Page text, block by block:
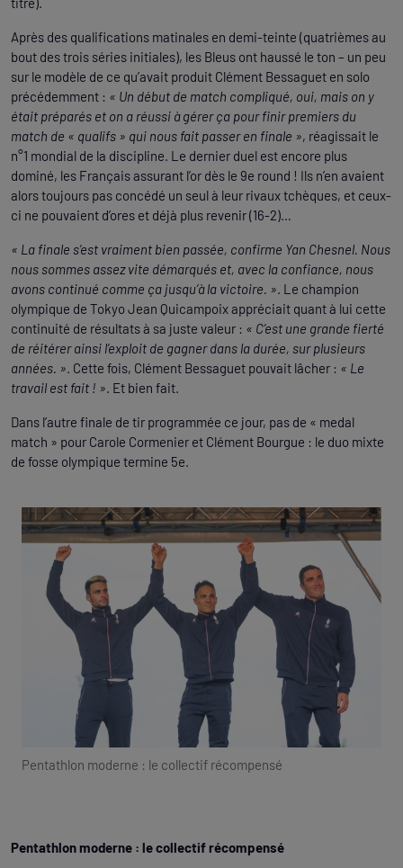
Après des qualifications matinales en demi-teinte (quatrièmes au
bout des trois séries initiales), les Bleus ont haussé le ton – un peu
sur le modèle de ce qu’avait produit Clément Bessaguet en solo
précédemment : « Un début de match compliqué, oui, mais on y
était préparés et on a réussi à gérer ça pour finir premiers du
match de « qualifs » qui nous fait passer en finale », réagissait le
n°1 mondial de la discipline. Le dernier duel est encore plus
dominé, les Français assurant l’or dès le 9e round ! Ils n’en avaient
alors toujours pas concédé un seul à leur rivaux tchèques, et ceux-
ci ne pouvaient d’ores et déjà plus revenir (16-2)…
« La finale s’est vraiment bien passée, confirme Yan Chesnel. Nous
nous sommes assez vite démarqués et, avec la confiance, nous
avons continué comme ça jusqu’à la victoire. ». Le champion
olympique de Tokyo Jean Quicampoix appréciait quant à lui cette
continuité de résultats à sa juste valeur : « C’est une grande fierté
de réitérer ainsi l’exploit de gagner dans la durée, sur plusieurs
années. ». Cette fois, Clément Bessaguet pouvait lâcher : « Le
travail est fait ! ». Et bien fait.
Dans l’autre finale de tir programmée ce jour, pas de « medal
match » pour Carole Cormenier et Clément Bourgue : le duo mixte
de fosse olympique termine 5e.
Pentathlon moderne : le collectif récompensé
Pentathlon moderne : le collectif récompensé